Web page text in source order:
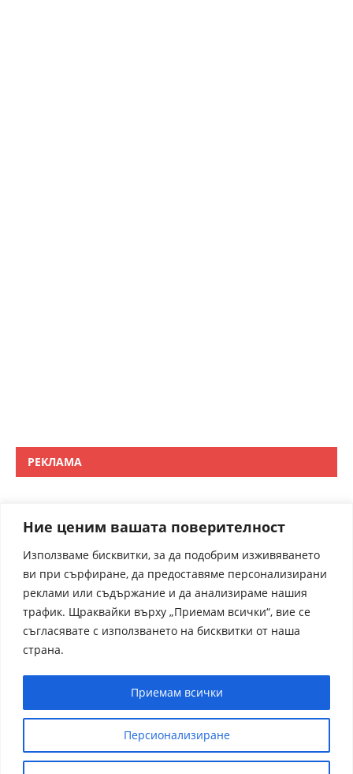
Ние ценим вашата поверителност
Използваме бисквитки, за да подобрим изживяването
ви при сърфиране, да предоставяме персонализирани
реклами или съдържание и да анализираме нашия
трафик. Щраквайки върху „Приемам всички“, вие се
съгласявате с използването на бисквитки от наша
страна.
Персионализиране
Приемам всички
РЕКЛАМА